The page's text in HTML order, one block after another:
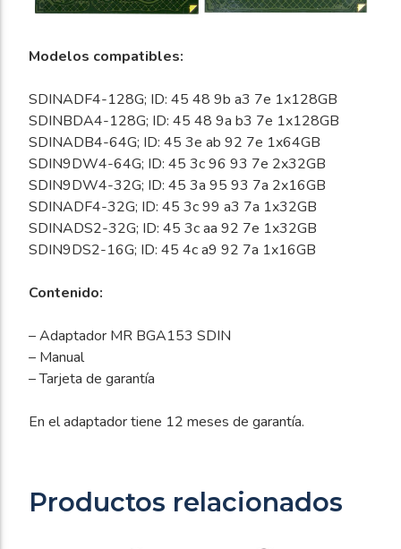
Modelos compatibles:
SDINADF4-128G; ID: 45 48 9b a3 7e 1x128GB
SDINBDA4-128G; ID: 45 48 9a b3 7e 1x128GB
SDINADB4-64G; ID: 45 3e ab 92 7e 1x64GB
SDIN9DW4-64G; ID: 45 3c 96 93 7e 2x32GB
SDIN9DW4-32G; ID: 45 3a 95 93 7a 2x16GB
SDINADF4-32G; ID: 45 3c 99 a3 7a 1x32GB
SDINADS2-32G; ID: 45 3c aa 92 7e 1x32GB
SDIN9DS2-16G; ID: 45 4c a9 92 7a 1x16GB
Contenido:
– Adaptador MR BGA153 SDIN
– Manual
– Tarjeta de garantía
En el adaptador tiene 12 meses de garantía.
Productos relacionados